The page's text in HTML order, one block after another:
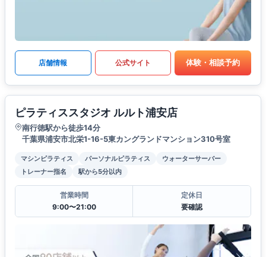
店舗情報 公式サイト 体験・相談予約
ピラティススタジオ ルルト浦安店
南行徳駅から徒歩14分
千葉県浦安市北栄1-16-5東カングランドマンション310号室
マシンピラティス パーソナルピラティス
ウォーターサーバー
トレーナー指名
駅から5分以内
営業時間
9:00〜21:00
定休日
要確認